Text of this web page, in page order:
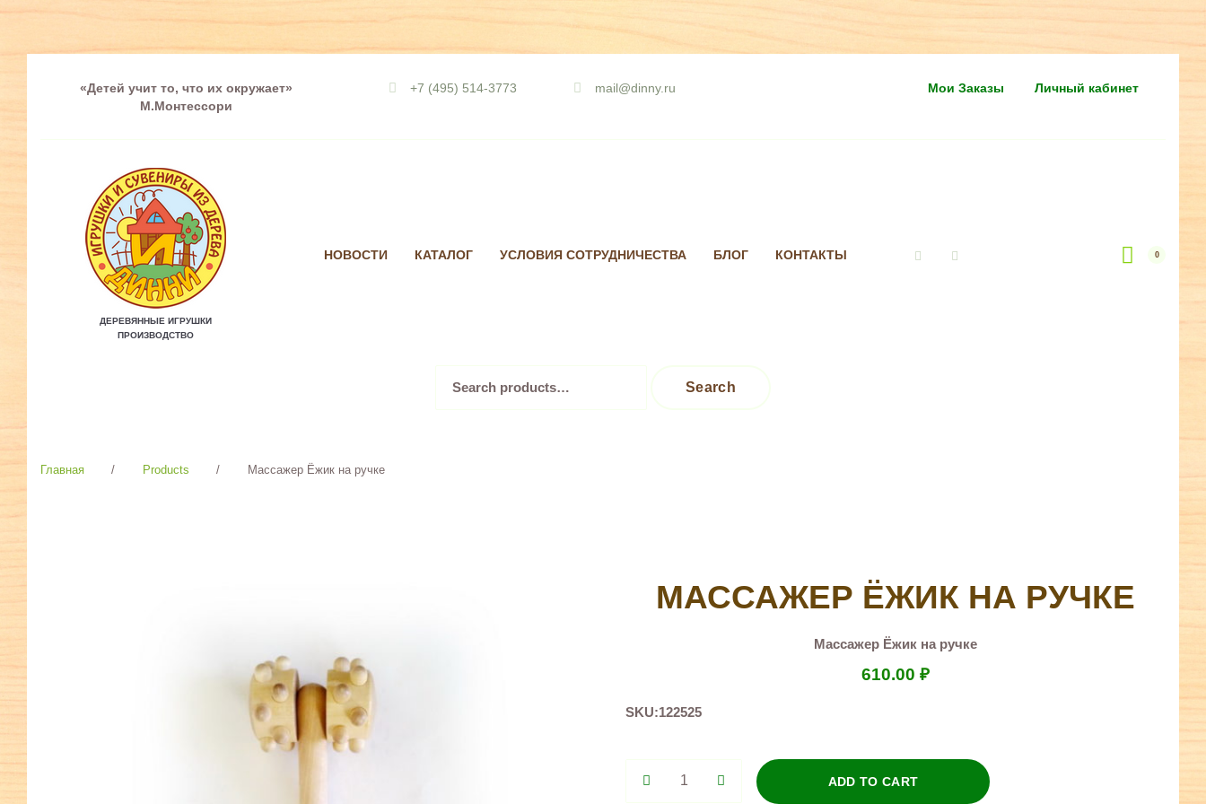
to
«Детей учит то, что их окружает»
М.Монтессори
+7 (495) 514-3773 mail@dinny.ru Мои Заказы Личный кабинет
ДЕРЕВЯННЫЕ ИГРУШКИ
ПРОИЗВОДСТВО
НОВОСТИ КАТАЛОГ УСЛОВИЯ СОТРУДНИЧЕСТВА БЛОГ КОНТАКТЫ 0
for:
Search
Главная / Products / Массажер Ёжик на ручке
МАССАЖЕР ЁЖИК НА РУЧКЕ
Массажер Ёжик на ручке
610.00₽
SKU:122525
Ёжик
ADD TO CART